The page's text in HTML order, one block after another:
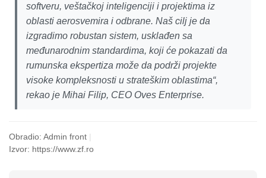
softveru, veštačkoj inteligenciji i projektima iz
oblasti aerosvemira i odbrane. Naš cilj je da
izgradimo robustan sistem, usklađen sa
međunarodnim standardima, koji će pokazati da
rumunska ekspertiza može da podrži projekte
visoke kompleksnosti u strateškim oblastima“,
rekao je Mihai Filip, CEO Oves Enterprise.
Obradio: Admin front |
Izvor: https://www.zf.ro